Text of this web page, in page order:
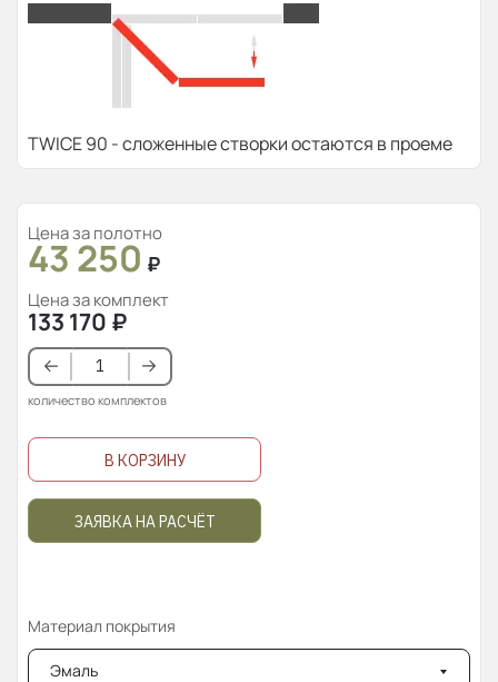
TWICE 90 - сложенные створки остаются в проеме
Цена за полотно
43 250 ₽
Цена за комплект
133 170 ₽
количество комплектов
В КОРЗИНУ
ЗАЯВКА НА РАСЧЁТ
Материал покрытия
Эмаль